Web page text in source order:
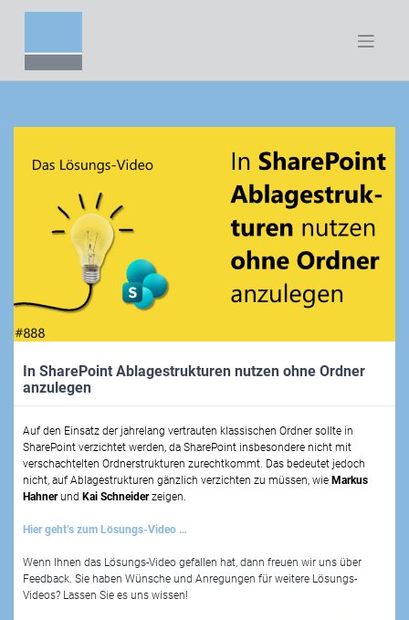
In SharePoint Ablagestrukturen nutzen ohne Ordner
anzulegen
Auf den Einsatz der jahrelang vertrauten klassischen Ordner sollte in
SharePoint verzichtet werden, da SharePoint insbesondere nicht mit
verschachtelten Ordnerstrukturen zurechtkommt. Das bedeutet jedoch
nicht, auf Ablagestrukturen gänzlich verzichten zu müssen, wie Markus
Hahnerund Kai Schneiderzeigen.
Hier geht’s zum Lösungs-Video …
Wenn Ihnen das Lösungs-Video gefallen hat, dann freuen wir uns über
Feedback. Sie haben Wünsche und Anregungen für weitere Lösungs-
Videos? Lassen Sie es uns wissen!